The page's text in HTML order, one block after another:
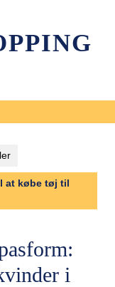
at købe tøj til
i